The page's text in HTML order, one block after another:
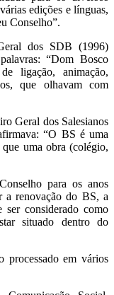
edições e línguas,
Conselho”.
dos SDB (1996)
“Dom Bosco
ligação, animação,
que olhavam com
Geral dos Salesianos
“O BS é uma
que uma obra (colégio,
para os anos
a renovação do BS, a
considerado como
situado dentro do
processado em vários